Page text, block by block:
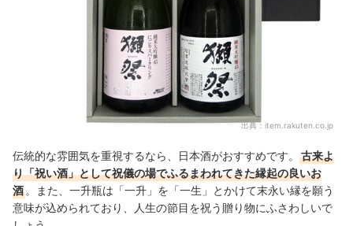
出典： item.rakuten.co.jp
伝統的な雰囲気を重視するなら、日本酒がおすすめです。
古来よ
り「祝い酒」として祝儀の場でふるまわれてきた縁起の良いお
酒 。また、一升瓶は「一升」を「一生」とかけて末永い縁を願う
意味が込められており、人生の節目を祝う贈り物にふさわしいで